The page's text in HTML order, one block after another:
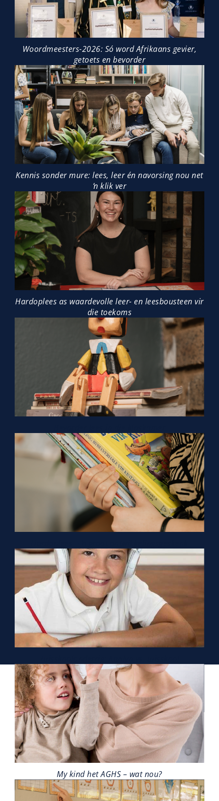
Woordmeesters-2026: Só word Afrikaans gevier,
getoets en bevorder
Kennis sonder mure: lees, leer én navorsing nou net
ŉ klik ver
Hardoplees as waardevolle leer- en leesbousteen vir
die toekoms
My kind het AGHS – wat nou?